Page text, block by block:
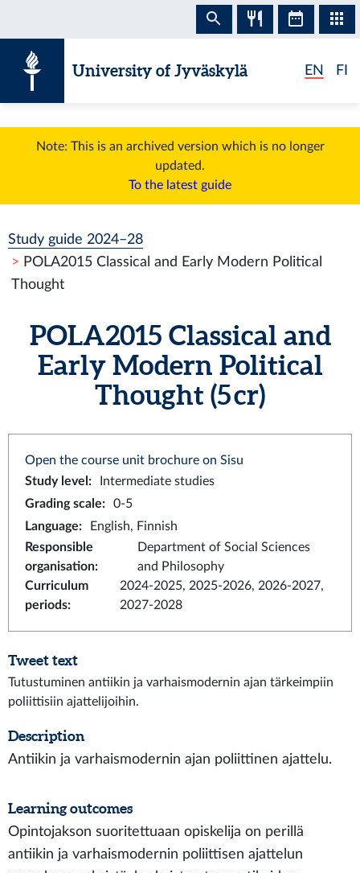
University of Jyväskylä EN FI
Note: This is an archived version which is no longer
updated.
To the latest guide
Study guide 2024–28
POLA2015 Classical and Early Modern Political
Thought
POLA2015 Classical and
Early Modern Political
Thought (5 cr)
Open the course unit brochure on Sisu
Study level :
Intermediate studies
Grading scale:
0-5
Language:
English, Finnish
Responsible
organisation:
Department of Social Sciences
and Philosophy
Curriculum
periods:
2024-2025, 2025-2026, 2026-2027,
2027-2028
Tweet text
Tutustuminen antiikin ja varhaismodernin ajan tärkeimpiin
poliittisiin ajattelijoihin.
Description
Antiikin ja varhaismodernin ajan poliittinen ajattelu.
Learning outcomes
Opintojakson suoritettuaan opiskelija on perillä
antiikin ja varhaismodernin poliittisen ajattelun